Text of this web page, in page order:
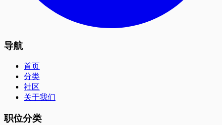
导航
首页
分类
社区
关于我们
职位分类